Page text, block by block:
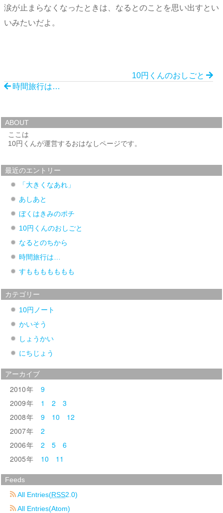
涙が止まらなくなったときは、なるとのことを思い出すとい
いみたいだよ。
10円くんのおしごと
時間旅行は…
ABOUT
ここは
10円くんが運営するおはなしページです。
最近のエントリー
「大きくなあれ」
あしあと
ぼくはきみのポチ
10円くんのおしごと
なるとのちから
時間旅行は…
すももももももも
カテゴリー
10円ノート
かいそう
しょうかい
にちじょう
アーカイブ
2010
9
2009
1 2
3
2008
9 10
12
2007
2
2006
2 5
6
2005
10 11
Feeds
All Entries(RSS2.0)
All Entries(Atom)